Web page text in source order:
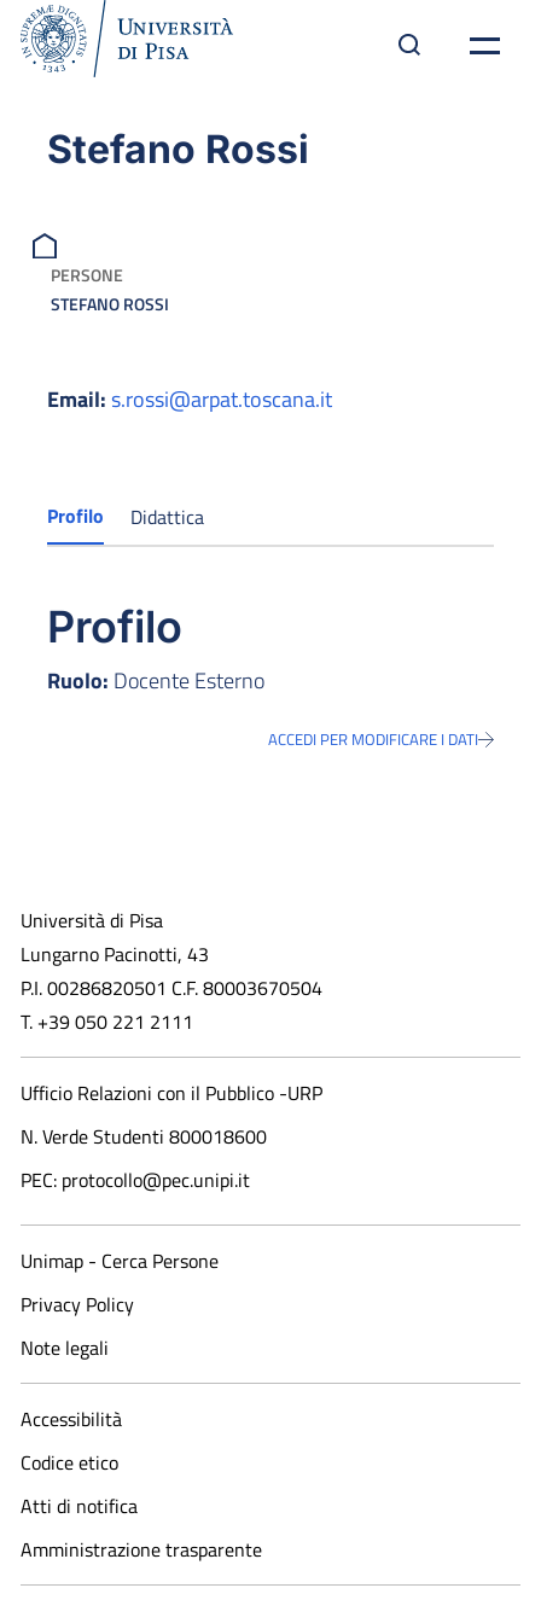
Stefano Rossi
PERSONE
STEFANO ROSSI
Email:s.rossi@arpat.toscana.it
Profilo Didattica
Profilo
Ruolo: Docente Esterno
ACCEDI PER MODIFICARE I DATI
Università di Pisa
Lungarno Pacinotti, 43
P.I. 00286820501 C.F. 80003670504
T. +39 050 221 2111
Ufficio Relazioni con il Pubblico -URP
N. Verde Studenti 800018600​
PEC: protocollo@pec.unipi.it
Unimap - Cerca Persone
Privacy Policy
Note legali
Accessibilità
Codice etico
Atti di notifica
Amministrazione trasparente